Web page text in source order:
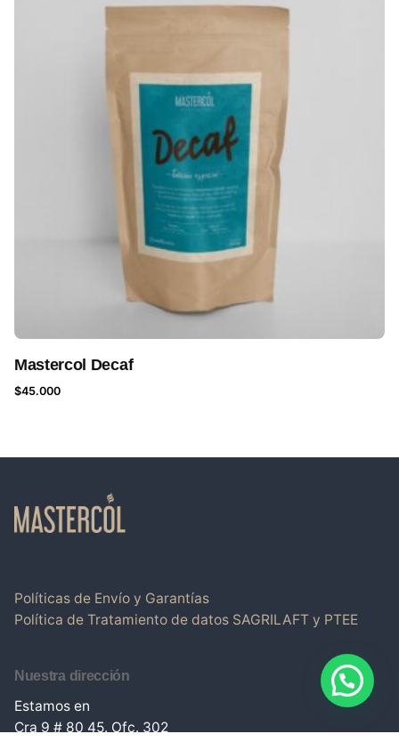
Mastercol Decaf
$45.000
Políticas de Envío y Garantías
Política de Tratamiento de datos SAGRILAFT y PTEE
Nuestra dirección
Estamos en
Cra 9 # 80 45. Ofc. 302